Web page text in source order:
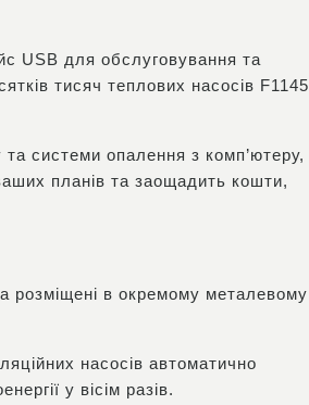
USB для обслуговування та
тисяч теплових насосів F1145
системи опалення з комп’ютеру,
планів та заощадить кошти,
розміщені в окремому металевому
насосів автоматично
у вісім разів.